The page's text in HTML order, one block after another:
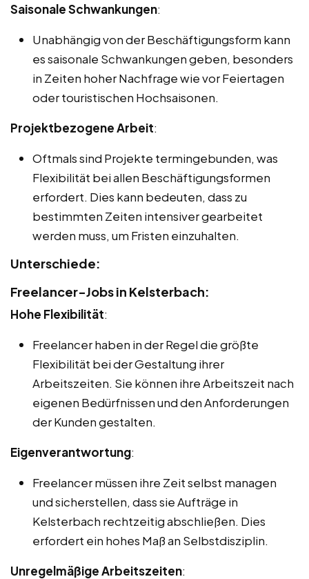
Saisonale Schwankungen:
Unabhängig von der Beschäftigungsform kann
es saisonale Schwankungen geben, besonders
in Zeiten hoher Nachfrage wie vor Feiertagen
oder touristischen Hochsaisonen.
Projektbezogene Arbeit:
Oftmals sind Projekte termingebunden, was
Flexibilität bei allen Beschäftigungsformen
erfordert. Dies kann bedeuten, dass zu
bestimmten Zeiten intensiver gearbeitet
werden muss, um Fristen einzuhalten.
Unterschiede:
Freelancer-Jobs in Kelsterbach:
Hohe Flexibilität:
Freelancer haben in der Regel die größte
Flexibilität bei der Gestaltung ihrer
Arbeitszeiten. Sie können ihre Arbeitszeit nach
eigenen Bedürfnissen und den Anforderungen
der Kunden gestalten.
Eigenverantwortung:
Freelancer müssen ihre Zeit selbst managen
und sicherstellen, dass sie Aufträge in
Kelsterbach rechtzeitig abschließen. Dies
erfordert ein hohes Maß an Selbstdisziplin.
Unregelmäßige Arbeitszeiten: